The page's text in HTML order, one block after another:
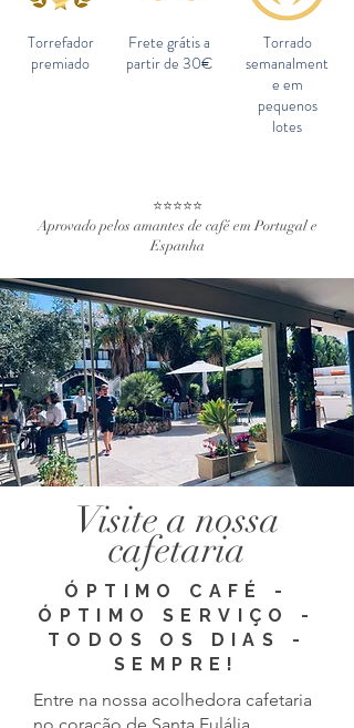
Torrefador
premiado
Frete grátis a
partir de 30€
Torrado
semanalment
e em
pequenos
lotes
⭐⭐⭐⭐⭐
Aprovado pelos amantes de café em Portugal e
Espanha
Visite a nossa
cafetaria
ÓPTIMO CAFÉ -
ÓPTIMO SERVIÇO -
TODOS OS DIAS -
SEMPRE!
Entre na nossa acolhedora cafetaria